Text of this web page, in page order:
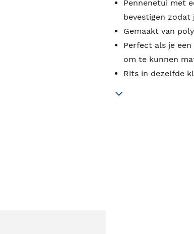
Pennenetui met
bevestigen zodat
Gemaakt van
Perfect als je
om te kunnen
Rits in dezelfde